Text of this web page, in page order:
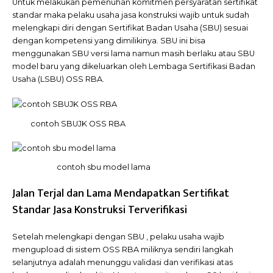
Untuk melakukan pemenuhan komitmen persyaratan sertifikat
standar maka pelaku usaha jasa konstruksi wajib untuk sudah
melengkapi diri dengan Sertifikat Badan Usaha (SBU) sesuai
dengan kompetensi yang dimilikinya. SBU ini bisa
menggunakan SBU versi lama namun masih berlaku atau SBU
model baru yang dikeluarkan oleh Lembaga Sertifikasi Badan
Usaha (LSBU) OSS RBA.
contoh SBUJK OSS RBA
contoh sbu model lama
Jalan Terjal dan Lama Mendapatkan Sertifikat
Standar Jasa Konstruksi Terverifikasi
Setelah melengkapi dengan SBU , pelaku usaha wajib
mengupload di sistem OSS RBA miliknya sendiri langkah
selanjutnya adalah menunggu validasi dan verifikasi atas